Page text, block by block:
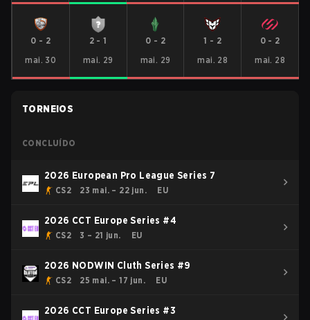
0 - 2
mai. 30
2 -1
mai. 29
0 - 2
mai. 29
1 - 2
mai. 28
0- 2
mai. 28
TORNEIOS
CONCLUÍDO
2026 European Pro League Series 7
CS2 23 mai. – 22 jun. EU
2026 CCT Europe Series #4
CS2 3 – 21 jun. EU
2026 NODWIN Cluth Series #9
CS2 25 mai. – 17 jun. EU
2026 CCT Europe Series #3